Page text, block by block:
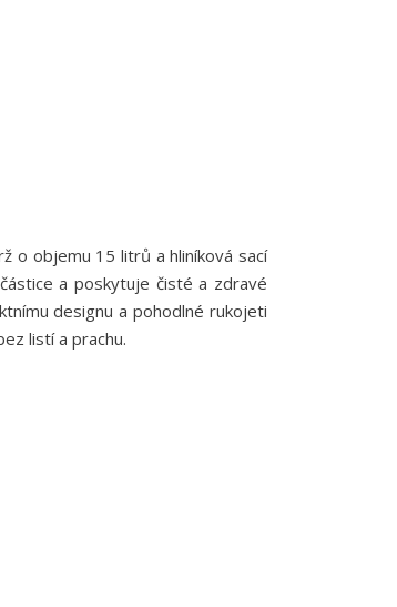
o objemu 15 litrů a hliníková sací
a poskytuje čisté a zdravé
designu a pohodlné rukojeti
listí a prachu.